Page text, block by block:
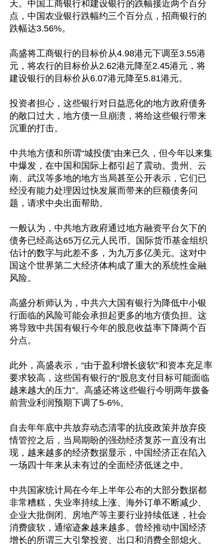
天。中国工商银行和建设银行的跌幅接近两个百分
点，中国农业银行跌幅约三个百分点，招商银行的
跌幅达3.56%。
高盛将工商银行的目标价从4.98港元下调至3.55港
元，将农行的目标价从2.62港元降至2.45港元，将
建设银行的目标价从6.07港元降至5.81港元。
投资者担心，这些银行对日益恶化的地方政府债务
的敞口过大，地方债一旦崩溃，将给这些银行带来
沉重的打击。
中共地方债和所谓“城投债”由来已久，但今年以来集
中爆发，在中国和国际上都引起了震动。贵州、云
南、武汉等多地的地方当局甚至公开表示，它们已
经没有能力处理因过快发展而带来的巨额债务问
题，请求中央出面帮助。
一般认为，中共地方政府通过地方融资平台欠下的
债务已经高达65万亿元人民币。国际货币基金组织
估计的数字与此差不多，为九万多亿美元。这对中
国这个世界第二大经济体构成了重大的系统性金融
风险。
高盛分析师认为，中共六大国有银行为降低中小银
行面临的风险可能会承担起更多的地方债负担。这
将导致中共国有银行今年的股息收益率下降两个百
分点。
此外，高盛表示，“由于盈利增长疲软”和资本充足率
要求较高，这些国有银行的“股息支付目标可能面临
越来越大的压力”。高盛还将这些银行今明两年拨备
前营业利润预期下调了5-6%。
自去年年底中共放弃动态清零的抗疫政策并放弃疫
情管控之后，当局期盼的强劲经济复苏一直没有出
现，越来越多的经济数据显示，中国经济正在陷入
一场四十年来从未有过的全面经济低迷之中。
中共国家统计局在今年上半年公布的大部分数据都
非常糟糕，失业率持续上涨、海外订单不断减少、
企业大批倒闭、房地产等主要行业持续低迷，社会
消费疲软，通缩迹象越来越多。曾经推动中国经济
增长的所谓三大引擎投资、出口和消费全部熄火。